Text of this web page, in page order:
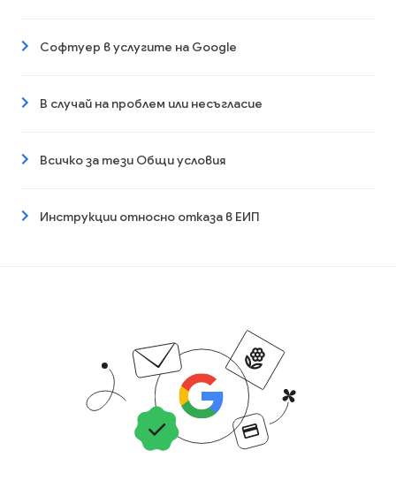
Софтуер в услугите на Google
В случай на проблем или несъгласие
Всичко за тези Общи условия
Инструкции относно отказа в ЕИП